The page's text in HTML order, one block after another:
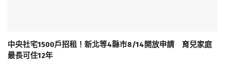
中央社宅1500戶招租！新北等4縣市8/14開放申請 育兒家庭
最長可住12年